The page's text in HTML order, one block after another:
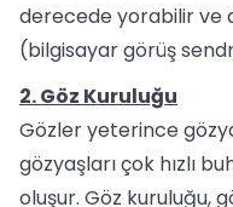
derecede yorabilir ve
(bilgisayar görüş
2. Göz Kuruluğu
Gözler yeterince
gözyaşları çok hızlı
oluşur. Göz kuruluğu,